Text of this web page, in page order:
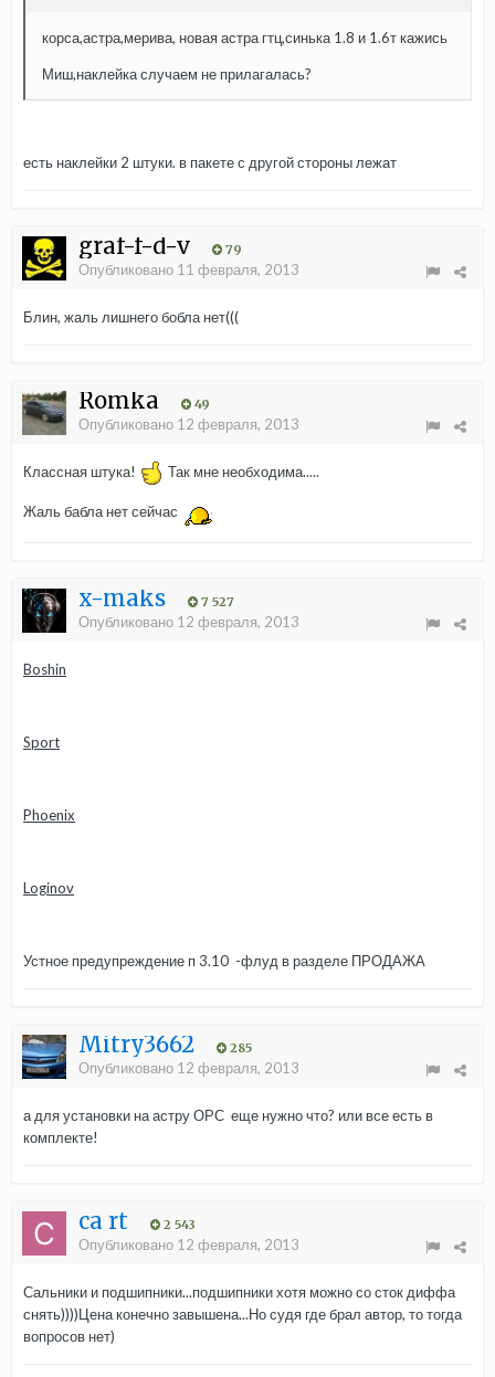
корса,астра,мерива, новая астра гтц,синька 1.8 и 1.6т кажись
Миш,наклейка случаем не прилагалась?
есть наклейки 2 штуки. в пакете с другой стороны лежат
graf-f-d-v 79
Опубликовано 11 февраля, 2013
Блин, жаль лишнего бобла нет(((
Romka 49
Опубликовано 12 февраля, 2013
Классная штука! Так мне необходима.....
Жаль бабла нет сейчас
x-maks 7 527
Опубликовано 12 февраля, 2013
Boshin
Sport
Phoenix
Loginov
Устное предупреждение п 3.10 -флуд в разделе ПРОДАЖА
Mitry3662 285
Опубликовано 12 февраля, 2013
а для установки на астру ОРС еще нужно что? или все есть в
комплекте!
ca rt 2 543
Опубликовано 12 февраля, 2013
Сальники и подшипники...подшипники хотя можно со сток диффа
снять))))Цена конечно завышена...Но судя где брал автор, то тогда
вопросов нет)